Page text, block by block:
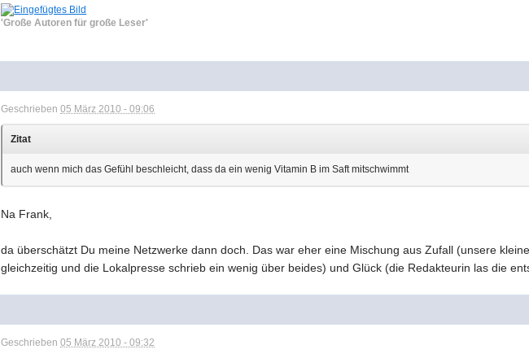
'Große Autoren für große Leser'
Geschrieben05 März 2010 - 09:06
Zitat
auch wenn mich das Gefühl beschleicht, dass da ein wenig Vitamin B im Saft mitschwimmt
Na Frank,
da überschätzt Du meine Netzwerke dann doch. Das war eher eine Mischung aus Zufall (unsere
gleichzeitig und die Lokalpresse schrieb ein wenig über beides) und Glück (die Redakteurin las die
Geschrieben05 März 2010 - 09:32